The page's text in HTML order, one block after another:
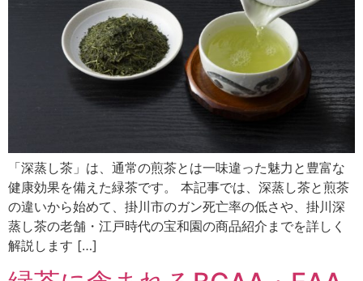
「深蒸し茶」は、通常の煎茶とは一味違った魅力と豊富な
健康効果を備えた緑茶です。 本記事では、深蒸し茶と煎茶
の違いから始めて、掛川市のガン死亡率の低さや、掛川深
蒸し茶の老舗・江戸時代の宝和園の商品紹介までを詳しく
解説します […]